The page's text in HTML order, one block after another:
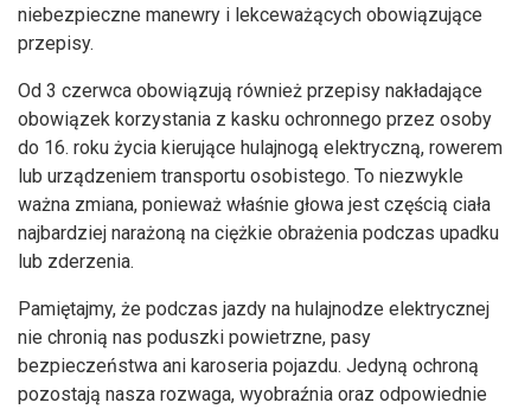
niebezpieczne manewry i lekceważących obowiązujące
przepisy.
Od 3 czerwca obowiązują również przepisy nakładające
obowiązek korzystania z kasku ochronnego przez osoby
do 16. roku życia kierujące hulajnogą elektryczną, rowerem
lub urządzeniem transportu osobistego. To niezwykle
ważna zmiana, ponieważ właśnie głowa jest częścią ciała
najbardziej narażoną na ciężkie obrażenia podczas upadku
lub zderzenia.
Pamiętajmy, że podczas jazdy na hulajnodze elektrycznej
nie chronią nas poduszki powietrzne, pasy
bezpieczeństwa ani karoseria pojazdu. Jedyną ochroną
pozostają nasza rozwaga, wyobraźnia oraz odpowiednie